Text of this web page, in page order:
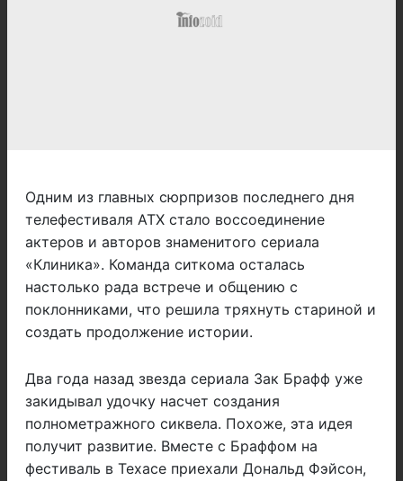
Одним из главных сюрпризов последнего дня
телефестиваля ATX стало воссоединение
актеров и авторов знаменитого сериала
«Клиника». Команда ситкома осталась
настолько рада встрече и общению с
поклонниками, что решила тряхнуть стариной и
создать продолжение истории.
Два года назад звезда сериала Зак Брафф уже
закидывал удочку насчет создания
полнометражного сиквела. Похоже, эта идея
получит развитие. Вместе с Браффом на
фестиваль в Техасе приехали Дональд Фэйсон,